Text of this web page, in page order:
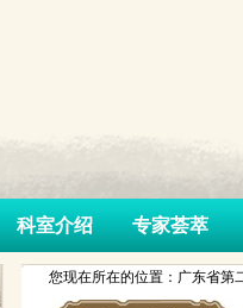
科室介绍 专家荟萃
您现在所在的位置：广东省第